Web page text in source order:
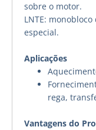
sobre o motor.
LNTE:
especial.
Aplicações
rega,
Vantagens do